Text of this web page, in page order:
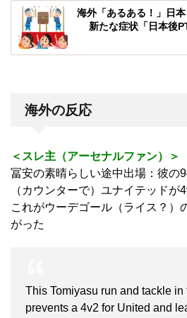
海外「あるある！」日
新たな症状「日本後
海外の反応
＜スレ主（アーセナルファン）＞
冨安の素晴らしい途中出場：彼の
（カウンターで）ユナイテッドが
これがウーデゴール（ライス？）
がった
This Tomiyasu run and tackle in
prevents a 4v2 for United and